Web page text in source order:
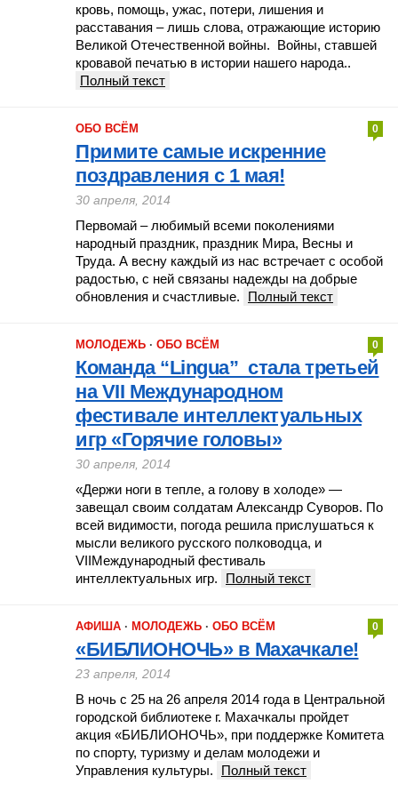
кровь, помощь, ужас, потери, лишения и
расставания – лишь слова, отражающие историю
Великой Отечественной войны. Войны, ставшей
кровавой печатью в истории нашего народа..
Полный текст
ОБО ВСЁМ 0
Примите самые искренние
поздравления с 1 мая!
30 апреля, 2014
Первомай – любимый всеми поколениями
народный праздник, праздник Мира, Весны и
Труда. А весну каждый из нас встречает с особой
радостью, с ней связаны надежды на добрые
обновления и счастливые.
Полный текст
МОЛОДЕЖЬ · ОБО ВСЁМ 0
Команда “Lingua” стала третьей
на VII Международном
фестивале интеллектуальных
игр «Горячие головы»
30 апреля, 2014
«Держи ноги в тепле, а голову в холоде» —
завещал своим солдатам Александр Суворов. По
всей видимости, погода решила прислушаться к
мысли великого русского полководца, и
VIIМеждународный фестиваль
интеллектуальных игр.
Полный текст
АФИША · МОЛОДЕЖЬ · ОБО ВСЁМ 0
«БИБЛИОНОЧЬ» в Махачкале!
23 апреля, 2014
В ночь с 25 на 26 апреля 2014 года в Центральной
городской библиотеке г. Махачкалы пройдет
акция «БИБЛИОНОЧЬ», при поддержке Комитета
по спорту, туризму и делам молодежи и
Управления культуры.
Полный текст